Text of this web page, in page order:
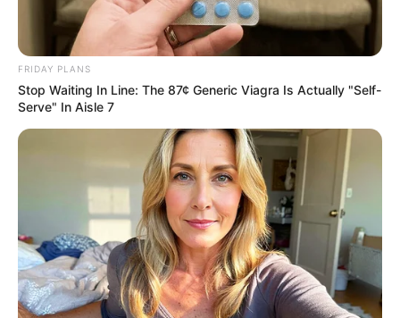
Why this ordinary drink is the secret to feeling your
best every day
CTA FAVORITE
FRIDAY PLANS
Stop Waiting In Line: The 87¢ Generic Viagra Is Actually "Self-
Serve" In Aisle 7